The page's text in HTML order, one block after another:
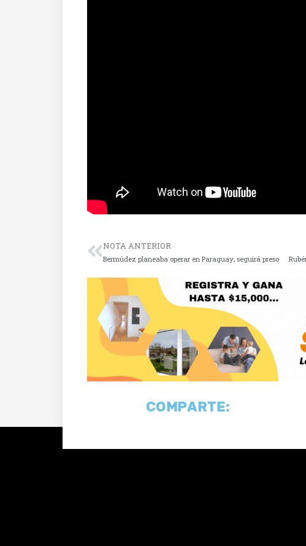
NOTA ANTERIOR
Bermúdez planeaba operar en Paraguay; seguirá preso
COMPARTE: